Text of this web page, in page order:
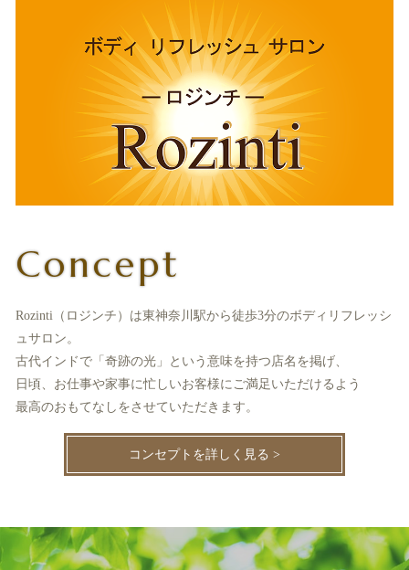
Concept
Rozinti（ロジンチ）は東神奈川駅から徒歩3分のボディリフレッシ
ュサロン。
古代インドで「奇跡の光」という意味を持つ店名を掲げ、
日頃、お仕事や家事に忙しいお客様にご満足いただけるよう
最高のおもてなしをさせていただきます。
コンセプトを詳しく見る >